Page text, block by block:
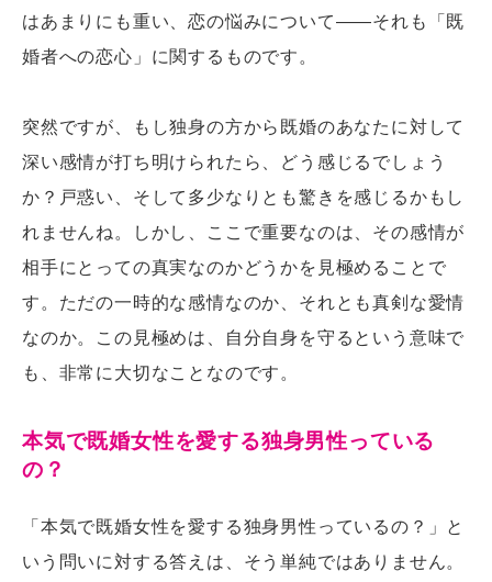
はあまりにも重い、恋の悩みについて――それも「既
婚者への恋心」に関するものです。
突然ですが、もし独身の方から既婚のあなたに対して
深い感情が打ち明けられたら、どう感じるでしょう
か？戸惑い、そして多少なりとも驚きを感じるかもし
れませんね。しかし、ここで重要なのは、その感情が
相手にとっての真実なのかどうかを見極めることで
す。ただの一時的な感情なのか、それとも真剣な愛情
なのか。この見極めは、自分自身を守るという意味で
も、非常に大切なことなのです。
本気で既婚女性を愛する独身男性っている
の？
「本気で既婚女性を愛する独身男性っているの？」と
いう問いに対する答えは、そう単純ではありません。